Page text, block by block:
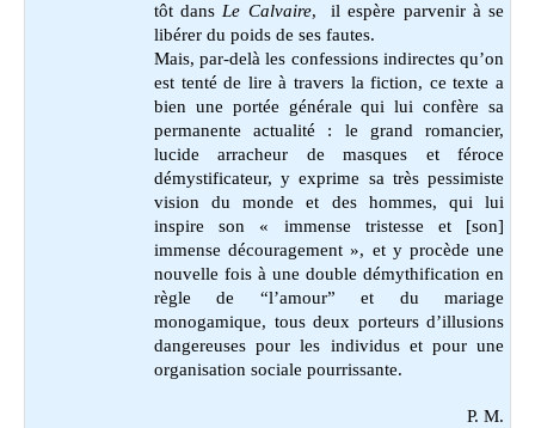
tôt dansLe Calvaire, il espère parvenir à se
libérer du poids de ses fautes.
Mais, par-delà les confessions indirectes qu’on
est tenté de lire à travers la fiction, ce texte a
bien une portée générale qui lui confère sa
permanente actualité : le grand romancier,
lucide arracheur de masques et féroce
démystificateur, y exprime sa très pessimiste
vision du monde et des hommes, qui lui
inspire son « immense tristesse et [son]
immense découragement », et y procède une
nouvelle fois à une double démythification en
règle de “l’amour” et du mariage
monogamique, tous deux porteurs d’illusions
dangereuses pour les individus et pour une
organisation sociale pourrissante.
P. M.